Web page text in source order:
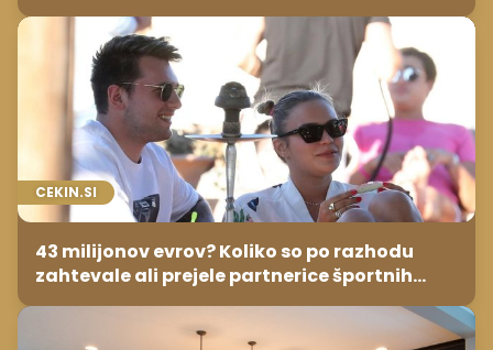
CEKIN.SI
43 milijonov evrov? Koliko so po razhodu
zahtevale ali prejele partnerice športnih
zvezdnikov